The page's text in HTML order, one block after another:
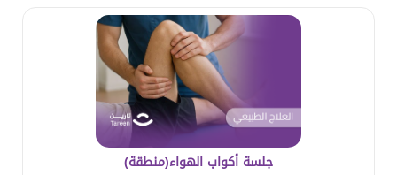
جلسة أكواب الهواء(منطقة)